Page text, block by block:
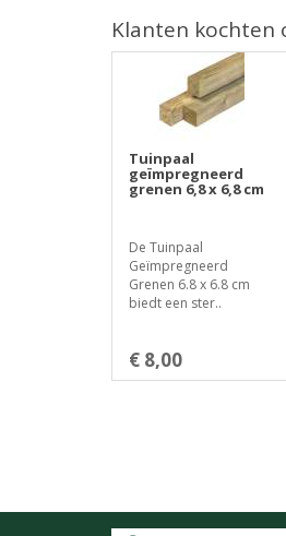
Klanten kochten
Tuinpaal
geïmpregneerd
grenen 6,8 x 6,8 cm
De Tuinpaal
Geïmpregneerd
Grenen 6.8 x 6.8 cm
biedt een ster..
€ 8,00